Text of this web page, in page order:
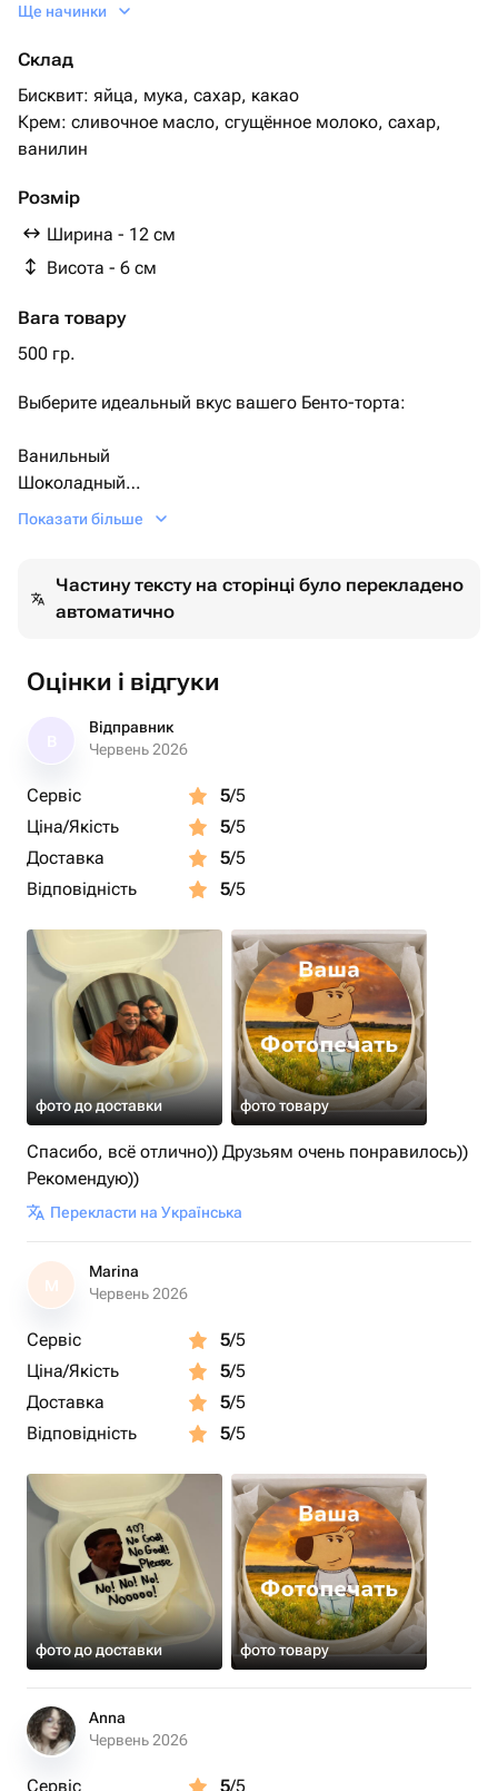
Рафаелло (ванільний бісквіт, ванільний крем,
Червоний оксамит (бісквіт, кремчіз, вершки)
Ще начинки
Склад
Бисквит: яйца, мука, сахар, какао
Крем: сливочное масло, сгущённое молоко, сахар,
ванилин
Розмір
Ширина - 12 см
Висота - 6 см
Вага товару
500 гр.
Выберите идеальный вкус вашего Бенто-торта:
Ванильный
Шоколадный
Фисташковый
Рафаэлло
Красный бархат
🎉 Идеально для любого праздника: день рождения,
юбилей, корпоратив или просто сюрприз для близкого
человека.
в чат — обсудим все детали: надпись, декор и
индивидуальный дизайн.
В Yerevan Cakes мы готовим бенто-торты с любовью и
праздник особенным!
Показати більше
Частину тексту на сторінці було перекладено
автоматично
Оцінки і відгуки
Відправник
Червень 2026
Сервіс 5/5
Ціна/Якість
5/5
Доставка
5/5
Відповідність
5/5
фото до доставки фото товару
Спасибо, всё отлично)) Друзьям очень понравилось))
Рекомендую))
Перекласти на Українська
M
Marina
Червень 2026
Сервіс 5/5
Ціна/Якість
5/5
Доставка
5/5
Відповідність
5/5
фото до доставки фото товару
Anna
Червень 2026
Сервіс 5/5